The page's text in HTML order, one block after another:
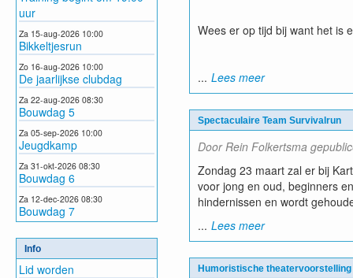
uur
Za 15-aug-2026 10:00
Bikkeltjesrun
Zo 16-aug-2026 10:00
De jaarlijkse clubdag
Za 22-aug-2026 08:30
Bouwdag 5
Za 05-sep-2026 10:00
Jeugdkamp
Za 31-okt-2026 08:30
Bouwdag 6
Za 12-dec-2026 08:30
Bouwdag 7
Info
Lid worden
Wees er op tijd bij want het is
... Lees meer
Spectaculaire Team Survivalrun
Door Rein Folkertsma
Zondag 23 maart zal er bij
voor jong en oud, beginners
hindernissen en wordt
... Lees meer
Humoristische theatervoorstelling